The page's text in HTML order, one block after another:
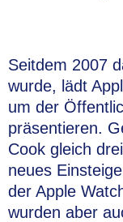
Seitdem 2007
wurde, lädt
um der
präsentieren.
Cook gleich
neues
der Apple
wurden aber